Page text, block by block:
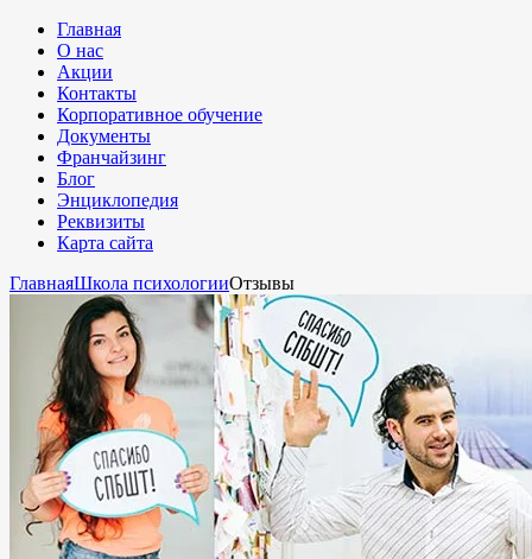
Главная
О нас
Акции
Контакты
Корпоративное обучение
Документы
Франчайзинг
Блог
Энциклопедия
Реквизиты
Карта сайта
ГлавнаяШкола психологииОтзывы